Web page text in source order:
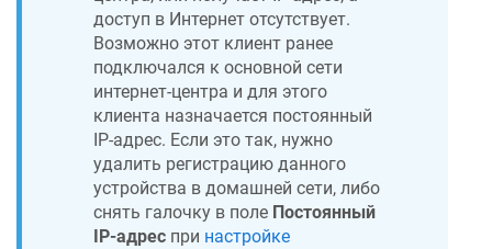
доступ в Интернет отсутствует.
Возможно этот клиент ранее
подключался к основной сети
интернет-центра и для этого
клиента назначается постоянный
IP-адрес. Если это так, нужно
удалить регистрацию данного
устройства в домашней сети, либо
снять галочку в поле Постоянный
IP-адрес при настройке